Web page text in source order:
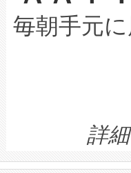
最高経営責
す。「当社
ームを利
きます。
ービスレベ
テリー性
念は、現
ます。
quality and
BESS stack
キロメート
LiDAR for
は1535 nm
イズの小
す。ノー
ートル先ま
毎朝手元
詳